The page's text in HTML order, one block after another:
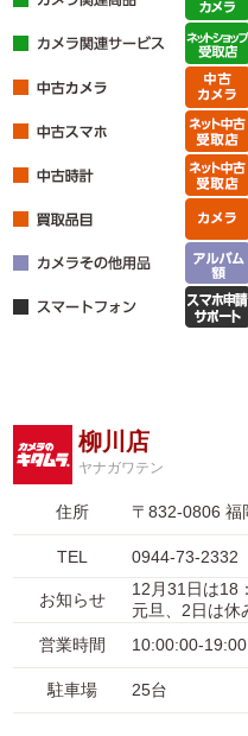
柳川店
ヤナガワテン
住所 〒832-0806 福
TEL 0944-73-2332
お知らせ
12月31日は18
元旦、2日は休
営業時間
10:00:00-
駐車場 25台